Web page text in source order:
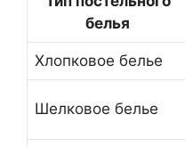
белья
Хлопковое белье
Шелковое белье